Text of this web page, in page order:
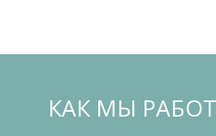
КАК МЫ